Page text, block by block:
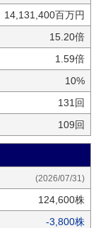
14,131,400百万円
15.20倍
1.59倍
10%
131回
109回
(2026/07/31)
124,600株
-3,800株